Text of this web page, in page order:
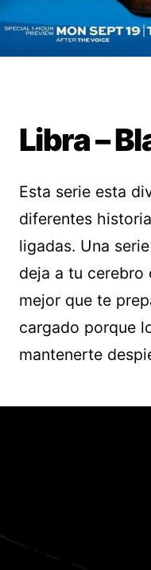
Libra –
Esta serie esta
diferentes
ligadas. Una
deja a tu cerebro
mejor que te
cargado porque
mantenerte